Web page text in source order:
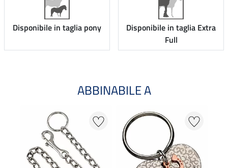
Disponibile in taglia pony
Disponibile in taglia Extra
Full
ABBINABILE A